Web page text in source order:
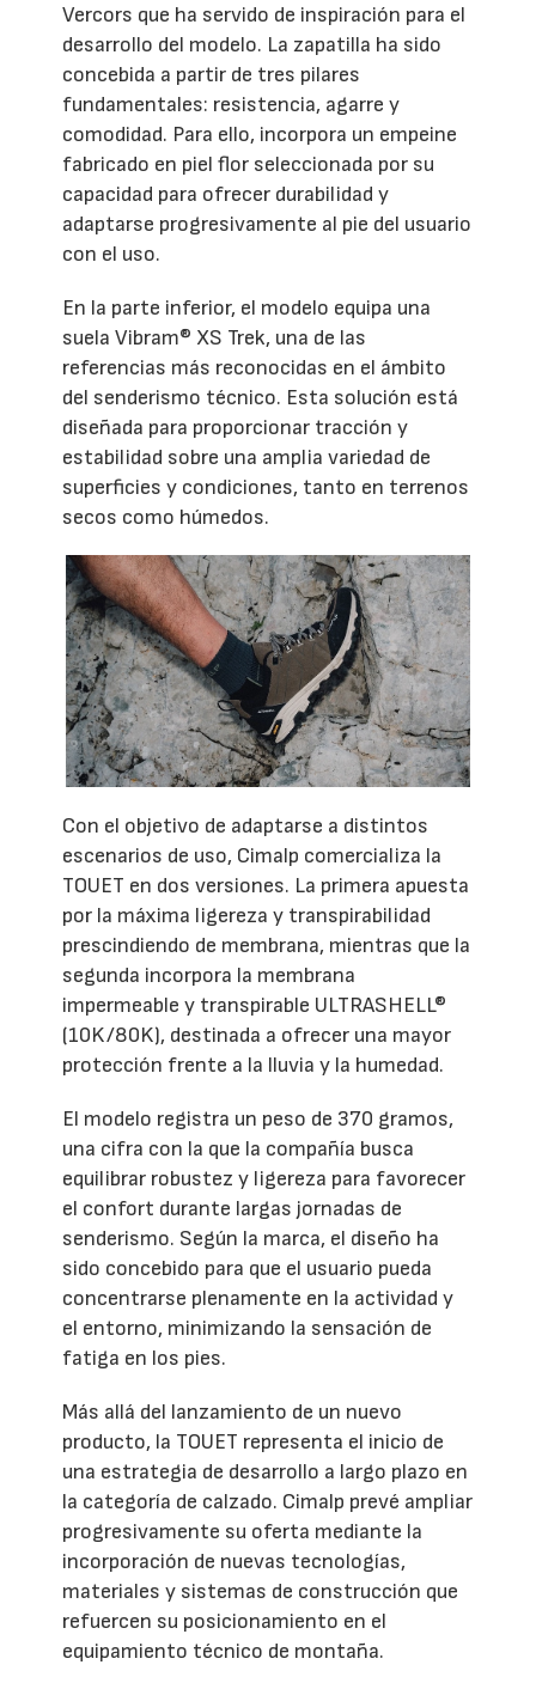
Vercors que ha servido de inspiración para el
desarrollo del modelo. La zapatilla ha sido
concebida a partir de tres pilares
fundamentales: resistencia, agarre y
comodidad. Para ello, incorpora un empeine
fabricado en piel flor seleccionada por su
capacidad para ofrecer durabilidad y
adaptarse progresivamente al pie del usuario
con el uso.
En la parte inferior, el modelo equipa una
suela Vibram® XS Trek, una de las
referencias más reconocidas en el ámbito
del senderismo técnico. Esta solución está
diseñada para proporcionar tracción y
estabilidad sobre una amplia variedad de
superficies y condiciones, tanto en terrenos
secos como húmedos.
Con el objetivo de adaptarse a distintos
escenarios de uso, Cimalp comercializa la
TOUET en dos versiones. La primera apuesta
por la máxima ligereza y transpirabilidad
prescindiendo de membrana, mientras que la
segunda incorpora la membrana
impermeable y transpirable ULTRASHELL®
(10K/80K), destinada a ofrecer una mayor
protección frente a la lluvia y la humedad.
El modelo registra un peso de 370 gramos,
una cifra con la que la compañía busca
equilibrar robustez y ligereza para favorecer
el confort durante largas jornadas de
senderismo. Según la marca, el diseño ha
sido concebido para que el usuario pueda
concentrarse plenamente en la actividad y
el entorno, minimizando la sensación de
fatiga en los pies.
Más allá del lanzamiento de un nuevo
producto, la TOUET representa el inicio de
una estrategia de desarrollo a largo plazo en
la categoría de calzado. Cimalp prevé ampliar
progresivamente su oferta mediante la
incorporación de nuevas tecnologías,
materiales y sistemas de construcción que
refuercen su posicionamiento en el
equipamiento técnico de montaña.